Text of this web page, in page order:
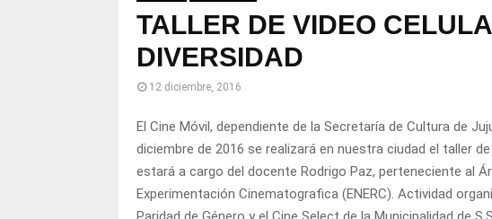
TALLER DE VIDEO
DIVERSIDAD
12 diciembre, 2016
El Cine Móvil, dependiente de la Secretaría de Cultura de
diciembre de 2016 se realizará en nuestra ciudad el taller
estará a cargo del docente Rodrigo Paz, perteneciente al
Experimentación Cinematografica (ENERC). Actividad